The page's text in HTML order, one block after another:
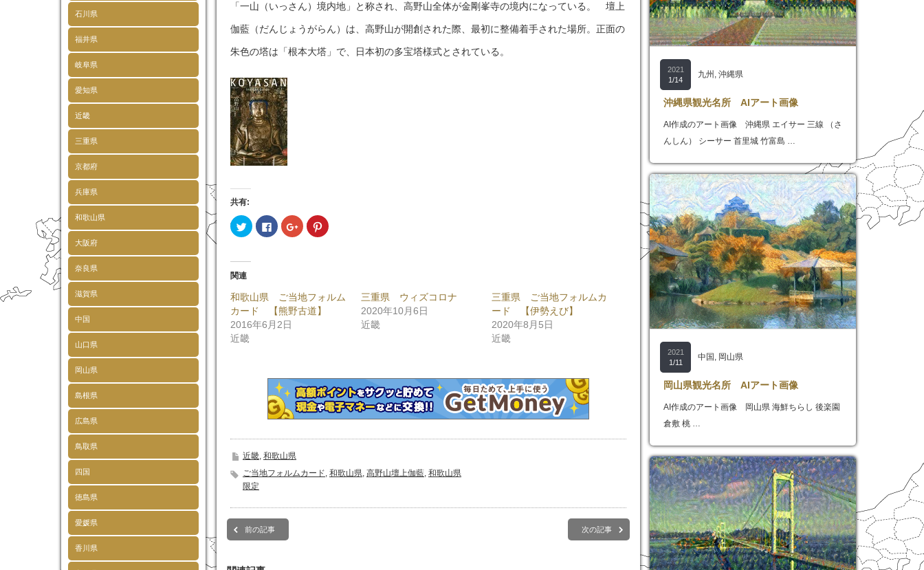
石川県
福井県
岐阜県
愛知県
近畿
三重県
京都府
兵庫県
和歌山県
大阪府
奈良県
滋賀県
中国
山口県
岡山県
島根県
広島県
鳥取県
四国
徳島県
愛媛県
香川県
「一山（いっさん）境内地」と称され、高野山全体が金剛峯寺の境内になっている。 壇上
伽藍（だんじょうがらん）は、高野山が開創された際、最初に整備着手された場所。正面の
朱色の塔は「根本大塔」で、日本初の多宝塔様式とされている。
共有:
ク
リ
て
共
有
(新
し
い
ウ
ィ
Facebook
で
リ
ッ
ク
し
て
し
い
ウ
ィ
ン
ド
で
き
ま
す)
ク
リ
共
有
(新
し
開
き
ま
す)
ク
リ
有
開
き
ま
す)
関連
和歌山県 ご当地フォルム
カード 【熊野古道】
2016年6月2日
近畿
三重県 ウィズコロナ
2020年10月6日
近畿
三重県 ご当地フォルムカ
ード 【伊勢えび】
2020年8月5日
近畿
近畿, 和歌山県
ご当地フォルムカード, 和歌山県, 高野山壇上伽藍, 和歌山県
限定
前の記事 次の記事
2021
1/14
九州 , 沖縄県
沖縄県観光名所 AIアート画像
AI作成のアート画像 沖縄県 エイサー 三線 （さ
んしん） シーサー 首里城 竹富島 …
2021
1/11
中国 , 岡山県
岡山県観光名所 AIアート画像
AI作成のアート画像 岡山県 海鮮ちらし 後楽園
倉敷 桃 …